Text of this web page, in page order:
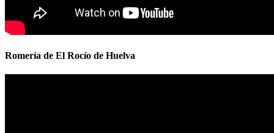
Romería de El Rocío de Huelva